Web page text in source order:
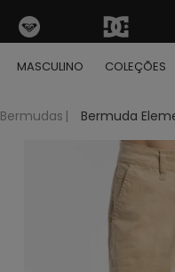
FRETE GRÁTISpara todo
Regras
MASCULINO COLEÇÕES
Bermudas Bermuda
1º